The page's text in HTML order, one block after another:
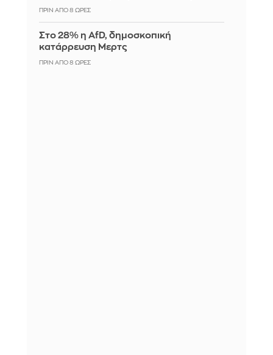
ΠΡΙΝ ΑΠΌ 8 ΏΡΕΣ
Στο 28% η AfD, δημοσκοπική
κατάρρευση Μερτς
ΠΡΙΝ ΑΠΌ 8 ΏΡΕΣ